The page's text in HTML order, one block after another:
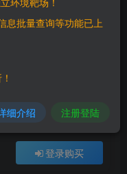
登录购买
息批量查询等功能已上
细介绍 注册登陆